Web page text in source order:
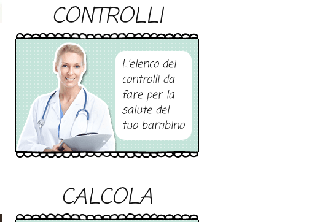
CONTROLLI
L’elenco dei
controlli da
fare per la
salute del
tuo bambino
CALCOLA